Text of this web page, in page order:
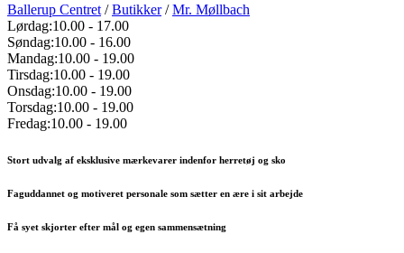
Ballerup Centret /Butikker/Mr. Møllbach
Lørdag:10.00 - 17.00
Søndag:10.00 - 16.00
Mandag:10.00 - 19.00
Tirsdag:10.00 - 19.00
Onsdag:10.00 - 19.00
Torsdag:10.00 - 19.00
Fredag:10.00 - 19.00
Stort udvalg af eksklusive mærkevarer indenfor herretøj og sko
Faguddannet og motiveret personale som sætter en ære i sit arbejde
Få syet skjorter efter mål og egen sammensætning